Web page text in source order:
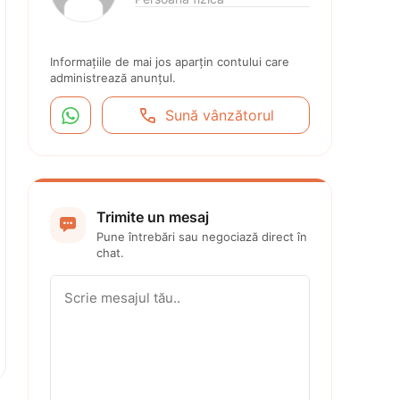
Informațiile de mai jos aparțin contului care
administrează anunțul.
  Sună vânzătorul
 Trimite un mesaj
Pune întrebări sau negociază direct în
chat.